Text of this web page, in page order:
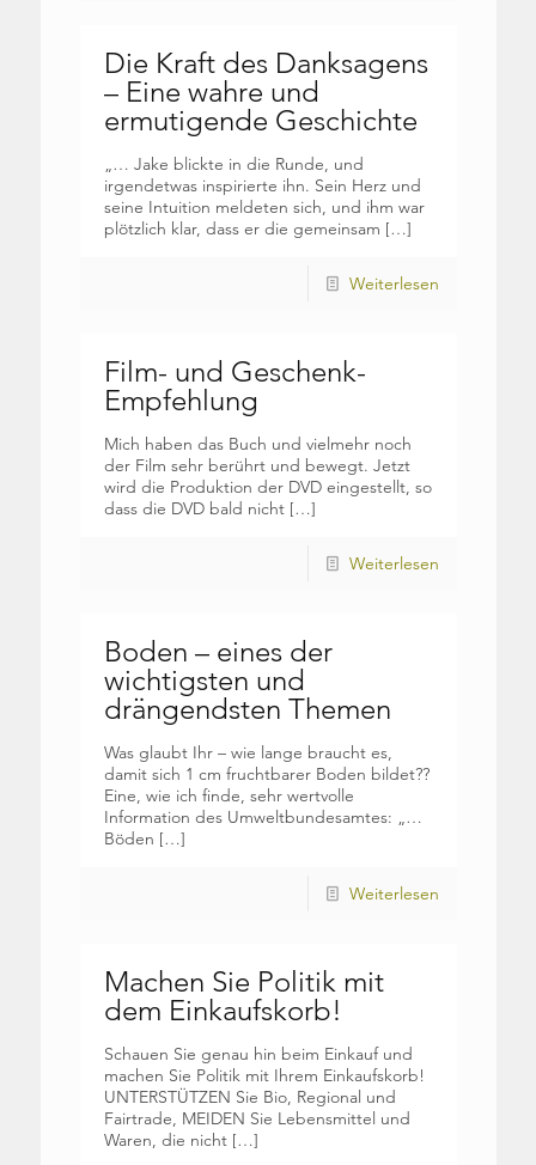
Die Kraft des Danksagens
– Eine wahre und
ermutigende Geschichte
„… Jake blickte in die Runde, und
irgendetwas inspirierte ihn. Sein Herz und
seine Intuition meldeten sich, und ihm war
plötzlich klar, dass er die gemeinsam […]
Weiterlesen
Film- und Geschenk-
Empfehlung
Mich haben das Buch und vielmehr noch
der Film sehr berührt und bewegt. Jetzt
wird die Produktion der DVD eingestellt, so
dass die DVD bald nicht[…]
Weiterlesen
Boden – eines der
wichtigsten und
drängendsten Themen
Was glaubt Ihr – wie lange braucht es,
damit sich 1 cm fruchtbarer Boden bildet??
Eine, wie ich finde, sehr wertvolle
Information des Umweltbundesamtes: „…
Böden […]
Weiterlesen
Machen Sie Politik mit
dem Einkaufskorb!
Schauen Sie genau hin beim Einkauf und
machen Sie Politik mit Ihrem Einkaufskorb!
UNTERSTÜTZEN Sie Bio, Regional und
Fairtrade, MEIDEN Sie Lebensmittel und
Waren, die nicht[…]